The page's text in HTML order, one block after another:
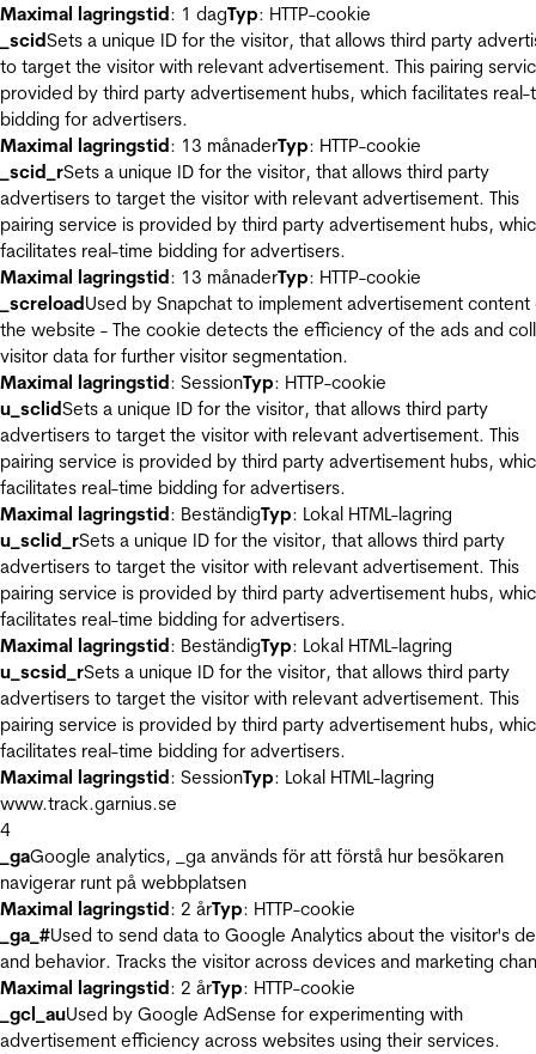
Maximal lagringstid: 1 dagTyp: HTTP-cookie
_scidSets a unique ID for the visitor, that allows third party
to target the visitor with relevant advertisement. This pairing
provided by third party advertisement hubs, which facilitates real-
bidding for advertisers.
Maximal lagringstid: 13 månaderTyp: HTTP-cookie
_scid_rSets a unique ID for the visitor, that allows third party
advertisers to target the visitor with relevant advertisement. This
pairing service is provided by third party advertisement hubs,
facilitates real-time bidding for advertisers.
Maximal lagringstid: 13 månaderTyp: HTTP-cookie
_screloadUsed by Snapchat to implement advertisement content
the website - The cookie detects the efficiency of the ads and
visitor data for further visitor segmentation.
Maximal lagringstid: SessionTyp: HTTP-cookie
u_sclidSets a unique ID for the visitor, that allows third party
advertisers to target the visitor with relevant advertisement. This
pairing service is provided by third party advertisement hubs,
facilitates real-time bidding for advertisers.
Maximal lagringstid: BeständigTyp: Lokal HTML-lagring
u_sclid_rSets a unique ID for the visitor, that allows third party
advertisers to target the visitor with relevant advertisement. This
pairing service is provided by third party advertisement hubs,
facilitates real-time bidding for advertisers.
Maximal lagringstid: BeständigTyp: Lokal HTML-lagring
u_scsid_rSets a unique ID for the visitor, that allows third party
advertisers to target the visitor with relevant advertisement. This
pairing service is provided by third party advertisement hubs,
facilitates real-time bidding for advertisers.
Maximal lagringstid: SessionTyp: Lokal HTML-lagring
www.track.garnius.se
4
_gaGoogle analytics, _ga används för att förstå hur besökaren
navigerar runt på webbplatsen
Maximal lagringstid: 2 årTyp: HTTP-cookie
_ga_#Used to send data to Google Analytics about the visitor's
and behavior. Tracks the visitor across devices and marketing
Maximal lagringstid: 2 årTyp: HTTP-cookie
_gcl_auUsed by Google AdSense for experimenting with
advertisement efficiency across websites using their services.